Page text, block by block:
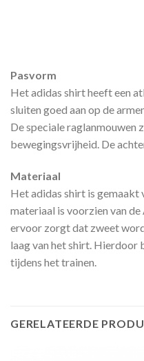
Pasvorm
Het adidas shirt heeft een
sluiten goed aan op de
De speciale raglanmouwen
bewegingsvrijheid. De
Materiaal
Het adidas shirt is gemaakt
materiaal is voorzien van
ervoor zorgt dat zweet
laag van het shirt.
tijdens het trainen.
GERELATEERDE